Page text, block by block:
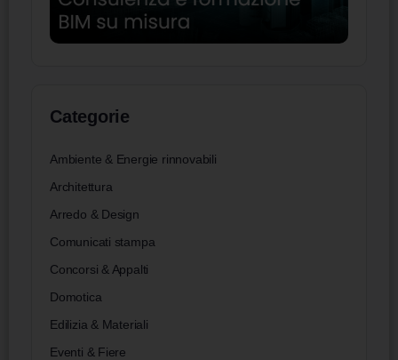
Categorie
Ambiente & Energie rinnovabili
Architettura
Arredo & Design
Comunicati stampa
Concorsi & Appalti
Domotica
Edilizia & Materiali
Eventi & Fiere